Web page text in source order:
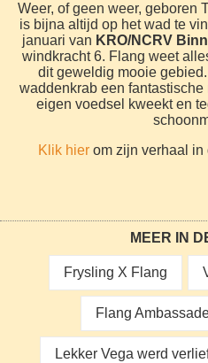
Weer, of geen weer, geboren
is bijna altijd op het wad te
januari van KRO/NCRV
windkracht 6. Flang weet
dit geweldig mooie
waddenkrab een
eigen voedsel kweekt en
Klik hier om zijn verhaal in
MEER IN
Frysling X Flang
Flang
Lekker Vega werd